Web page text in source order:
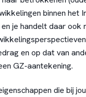
binnen het
je handelt daar ook
en op dat van
GZ-aantekening.
die bij